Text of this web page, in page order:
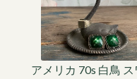
アメリカ 70s 白鳥 ス